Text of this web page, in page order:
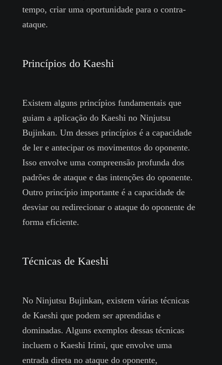
tempo, criar uma oportunidade para o contra-
ataque.
Princípios do Kaeshi
Existem alguns princípios fundamentais que
guiam a aplicação do Kaeshi no Ninjutsu
Bujinkan. Um desses princípios é a capacidade
de ler e antecipar os movimentos do oponente.
Isso envolve uma compreensão profunda dos
padrões de ataque e das intenções do oponente.
Outro princípio importante é a capacidade de
desviar ou redirecionar o ataque do oponente de
forma eficiente.
Técnicas de Kaeshi
No Ninjutsu Bujinkan, existem várias técnicas
de Kaeshi que podem ser aprendidas e
dominadas. Alguns exemplos dessas técnicas
incluem o Kaeshi Irimi, que envolve uma
entrada direta no ataque do oponente,